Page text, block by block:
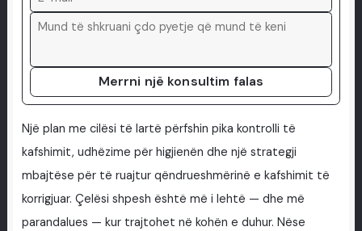
Merrni një konsultim falas
Një plan me cilësi të lartë përfshin pika kontrolli të
kafshimit, udhëzime për higjienën dhe një strategji
mbajtëse për të ruajtur qëndrueshmërinë e kafshimit të
korrigjuar. Çelësi shpesh është më i lehtë — dhe më
parandalues — kur trajtohet në kohën e duhur. Nëse